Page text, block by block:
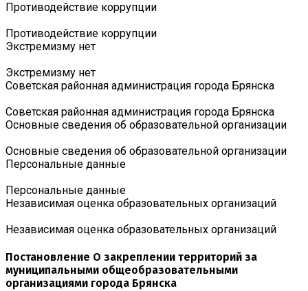
Противодействие коррупции
Противодействие коррупции
Экстремизму нет
Экстремизму нет
Советская районная администрация города Брянска
Советская районная администрация города Брянска
Основные сведения об образовательной организации
Основные сведения об образовательной организации
Персональные данные
Персональные данные
Независимая оценка образовательных организаций
Независимая оценка образовательных организаций
Постановление О закреплении территорий за
муниципальными общеобразовательными
организациями города Брянска